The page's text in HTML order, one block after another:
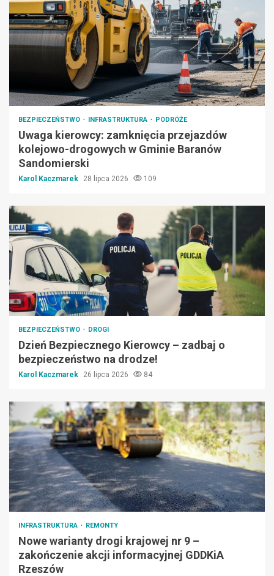
BEZPIECZEŃSTWO INFRASTRUKTURA PODRÓŻE
Uwaga kierowcy: zamknięcia przejazdów
kolejowo-drogowych w Gminie Baranów
Sandomierski
Karol Kaczmarek 28 lipca 2026 109
BEZPIECZEŃSTWO DROGI
Dzień Bezpiecznego Kierowcy – zadbaj o
bezpieczeństwo na drodze!
Karol Kaczmarek 26 lipca 2026 84
INFRASTRUKTURA REMONTY
Nowe warianty drogi krajowej nr 9 –
zakończenie akcji informacyjnej GDDKiA
Rzeszów